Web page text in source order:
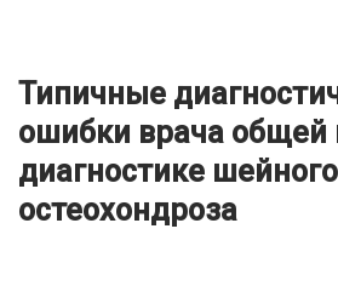
Типичные
ошибки врача общей
диагностике шейного
остеохондроза